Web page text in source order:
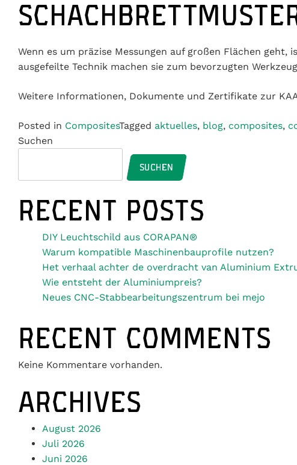
Wenn es um präzise Messungen auf großen Flächen
ausgefeilte Technik machen sie zum bevorzugten
Weitere Informationen, Dokumente und Zertifikate zur
Posted in CompositesTagged aktuelles, blog, composites,
Suchen
SUCHEN
RECENT POSTS
DIY Leuchtschild aus CORAPAN®
Warum kompatible Maschinenbauprofile nutzen?
Het verhaal achter de overdracht van Aluminium
Wie entsteht der Aluminiumpreis?
Neues CNC-Stabbearbeitungszentrum bei mejo
RECENT COMMENTS
Keine Kommentare vorhanden.
ARCHIVES
August 2026
Juli 2026
Juni 2026